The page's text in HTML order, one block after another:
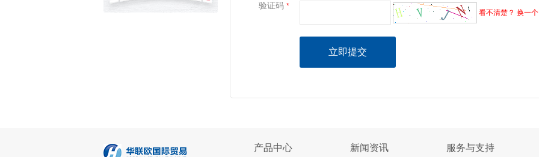
验证码 *
看不清楚？ 换一个
产品中心 新闻资讯 服务与支持